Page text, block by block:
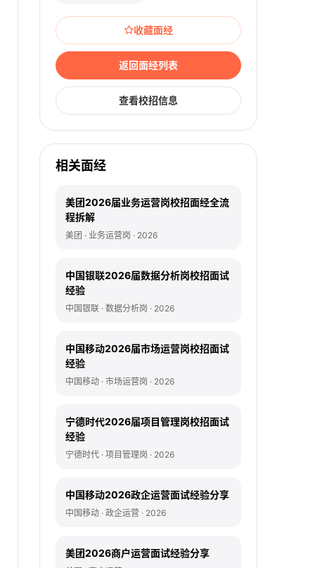
收藏面经
返回面经列表
查看校招信息
相关面经
美团2026届业务运营岗校招面经全流
程拆解
美团 · 业务运营岗 · 2026
中国银联2026届数据分析岗校招面试
经验
中国银联 · 数据分析岗 · 2026
中国移动2026届市场运营岗校招面试
经验
中国移动 · 市场运营岗 · 2026
宁德时代2026届项目管理岗校招面试
经验
宁德时代 · 项目管理岗 · 2026
中国移动2026政企运营面试经验分享
中国移动 · 政企运营 · 2026
美团2026商户运营面试经验分享